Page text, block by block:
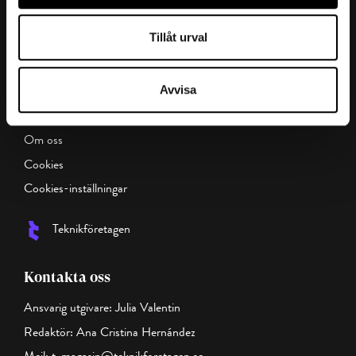
Tillåt urval
Avvisa
Innehållsöversikt
Om oss
Cookies
Cookies-inställningar
Teknikföretagen
Kontakta oss
Ansvarig utgivare: Julia Valentin
Redaktör: Ana Cristina Hernández